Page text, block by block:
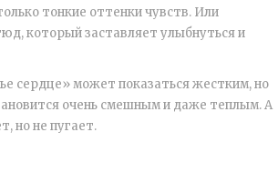
тонкие оттенки чувств. Или
который заставляет улыбнуться и
сердце» может показаться жестким, но
очень смешным и даже теплым. А
но не пугает.